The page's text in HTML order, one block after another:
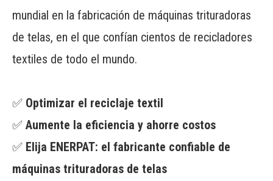
mundial en la fabricación de máquinas trituradoras
de telas, en el que confían cientos de recicladores
textiles de todo el mundo.
✅ Optimizar el reciclaje textil
✅ Aumente la eficiencia y ahorre costos
✅ Elija ENERPAT: el fabricante confiable de
máquinas trituradoras de telas